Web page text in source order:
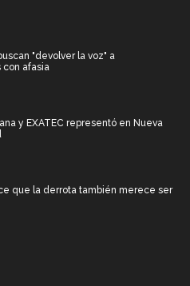
"devolver la voz" a
con afasia
y EXATEC representó en Nueva
que la derrota también merece ser